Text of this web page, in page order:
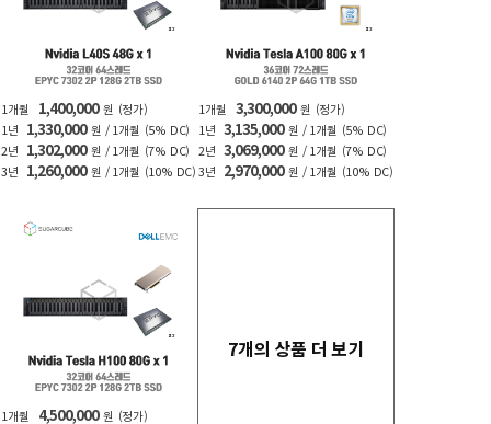
1개월 1,400,000 원
(정가)
1년
1,330,000 원 / 1개월
(5% DC)
2년
1,302,000 원 / 1개월
(7% DC)
3년
1,260,000 원 / 1개월 (10% DC)
1개월 3,300,000 원
(정가)
1년
3,135,000 원 / 1개월
(5% DC)
2년
3,069,000 원 / 1개월
(7% DC)
3년
2,970,000 원 / 1개월 (10% DC)
1개월 4,500,000 원
(정가)
7개의 상품 더 보기